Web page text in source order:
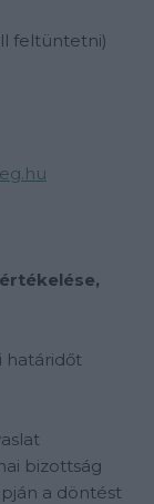
feltüntetni)
határidőt
bizottság
a döntést